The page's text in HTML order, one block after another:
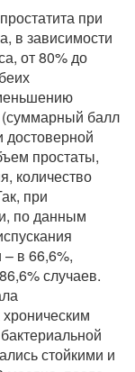
при
в зависимости
от 80% до
(суммарный балл
достоверной
простаты,
количество
при
по данным
в 66,6%,
случаев.
стойкими и